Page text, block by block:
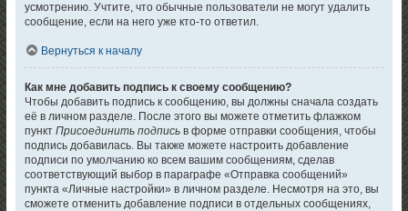
усмотрению. Учтите, что обычные пользователи не могут удалить
сообщение, если на него уже кто-то ответил.
Вернуться к началу
Как мне добавить подпись к своему сообщению?
Чтобы добавить подпись к сообщению, вы должны сначала создать
её в личном разделе. После этого вы можете отметить флажком
пунктПрисоединить подпись в форме отправки сообщения, чтобы
подпись добавилась. Вы также можете настроить добавление
подписи по умолчанию ко всем вашим сообщениям, сделав
соответствующий выбор в параграфе «Отправка сообщений»
пункта «Личные настройки» в личном разделе. Несмотря на это, вы
сможете отменить добавление подписи в отдельных сообщениях,